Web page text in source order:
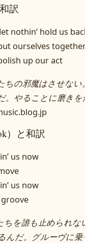
訳
nothin’ hold us
ourselves
up our act
ちの邪魔はさせない。
。やることに磨きを
）と和訳
us now
us now
groove
ちを誰も止められな
んだ。グルーヴに乗